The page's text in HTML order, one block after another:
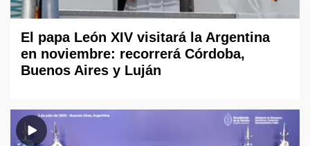
El papa León XIV visitará la Argentina
en noviembre: recorrerá Córdoba,
Buenos Aires y Luján